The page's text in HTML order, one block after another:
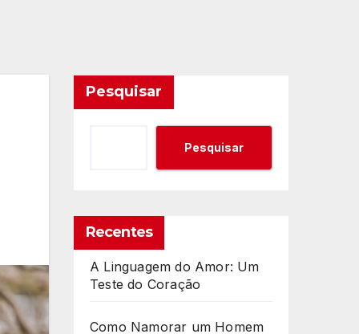
Pesquisar
Pesquisar
Recentes
A Linguagem do Amor: Um
Teste do Coração
Como Namorar um Homem